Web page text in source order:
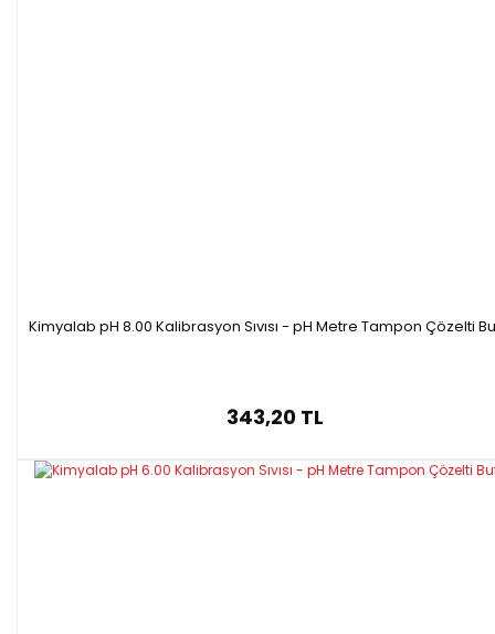
Kimyalab pH 8.00 Kalibrasyon Sıvısı - pH Metre Tampon Çözelti
343,20 TL